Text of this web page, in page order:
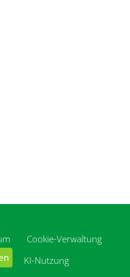
Cookie-Verwaltung
KI-Nutzung